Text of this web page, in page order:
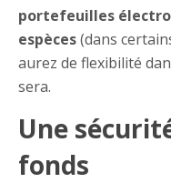
portefeuilles
espèces(dans
aurez de flexibilité
sera.
Une
fonds